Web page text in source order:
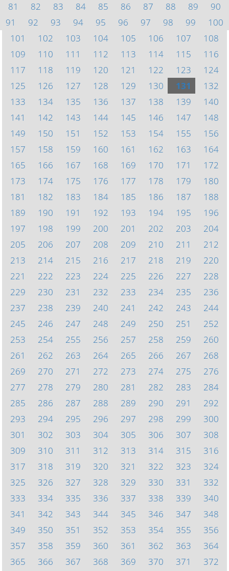
81
82 83 84 85 86 87 88 89
90
91
92 93 94 95 96 97 98 99
100
101
102 103 104 105 106 107
108
109
110 111 112 113 114 115
116
117
118 119 120 121 122 123
124
125
126 127 128 129 130 131
132
133
134 135 136 137 138 139
140
141
142 143 144 145 146 147
148
149
150 151 152 153 154 155
156
157
158 159 160 161 162 163
164
165
166 167 168 169 170 171
172
173
174 175 176 177 178 179
180
181
182 183 184 185 186 187
188
189
190 191 192 193 194 195
196
197
198 199 200 201 202 203
204
205
206 207 208 209 210 211
212
213
214 215 216 217 218 219
220
221
222 223 224 225 226 227
228
229
230 231 232 233 234 235
236
237
238 239 240 241 242 243
244
245
246 247 248 249 250 251
252
253
254 255 256 257 258 259
260
261
262 263 264 265 266 267
268
269
270 271 272 273 274 275
276
277
278 279 280 281 282 283
284
285
286 287 288 289 290 291
292
293
294 295 296 297 298 299
300
301
302 303 304 305 306 307
308
309
310 311 312 313 314 315
316
317
318 319 320 321 322 323
324
325
326 327 328 329 330 331
332
333
334 335 336 337 338 339
340
341
342 343 344 345 346 347
348
349
350 351 352 353 354 355
356
357
358 359 360 361 362 363
364
365
366 367 368 369 370 371 372